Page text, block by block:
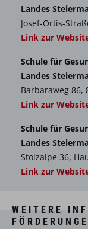
und
Kapillare im
Kindern
Bandagen
Landes
Josef-Ortis-
Link zur
Schule für
Landes
Barbaraweg 86,
Link zur
Schule für
Landes
Stolzalpe 36,
Link zur
WEITERE